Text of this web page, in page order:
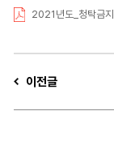
2021년도_청탁금
이전글